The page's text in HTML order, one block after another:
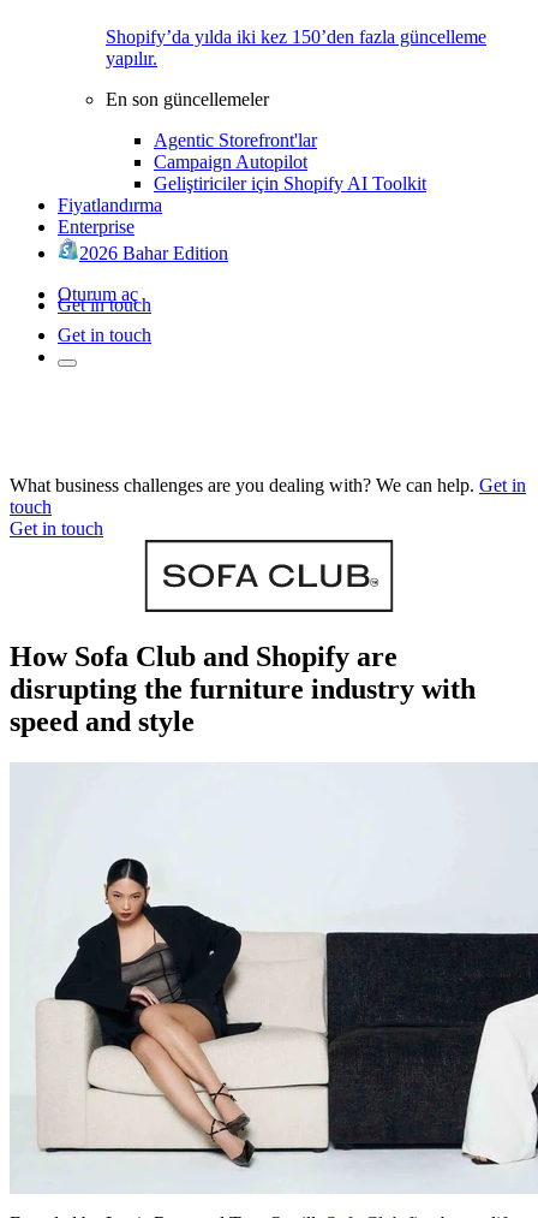
Shopify’da yılda iki kez 150’den fazla güncelleme
yapılır.
En son güncellemeler
Agentic Storefront'lar
Campaign Autopilot
Geliştiriciler için Shopify AI Toolkit
Fiyatlandırma
Enterprise
2026 Bahar Edition
Oturum aç
Get in touch
Get in touch
What business challenges are you dealing with? We can help. Get in
touch
Get in touch
How Sofa Club and Shopify are
disrupting the furniture industry with
speed and style